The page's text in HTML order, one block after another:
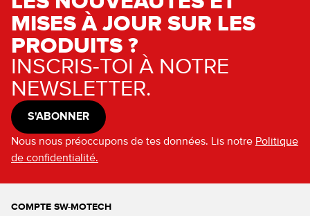
MISES À JOUR SUR LES
PRODUITS ?
INSCRIS-TOI À NOTRE
NEWSLETTER.
S'ABONNER
Nous nous préoccupons de tes données. Lis notre Politique
de confidentialité.
COMPTE SW-MOTECH